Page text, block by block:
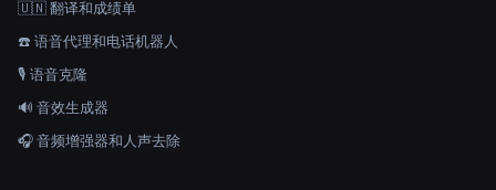
🇺🇳 翻译和成绩单
☎️ 语音代理和电话机器人
🎙️ 语音克隆
🔊 音效生成器
🎧 音频增强器和人声去除